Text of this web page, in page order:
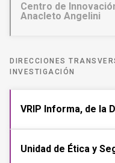
Centro de
Anacleto Angelini
DIRECCIONES
INVESTIGACIÓN
VRIP Informa, de la
Unidad de Ética y